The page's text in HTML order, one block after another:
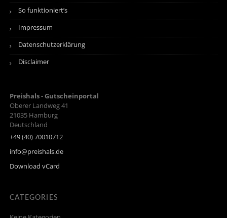
So funktioniert’s
Impressum
Datenschutzerklärung
Disclaimer
Preishals - Gutscheinportal
Oberer Landweg 41
21035 Hamburg
Deutschland
+49 (40) 70010712
info@preishals.de
Download vCard
CATEGORIES